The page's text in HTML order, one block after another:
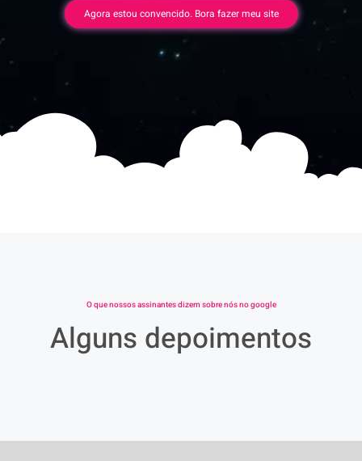
Agora estou convencido. Bora fazer meu site
O que nossos assinantes dizem sobre nós no google
Alguns depoimentos